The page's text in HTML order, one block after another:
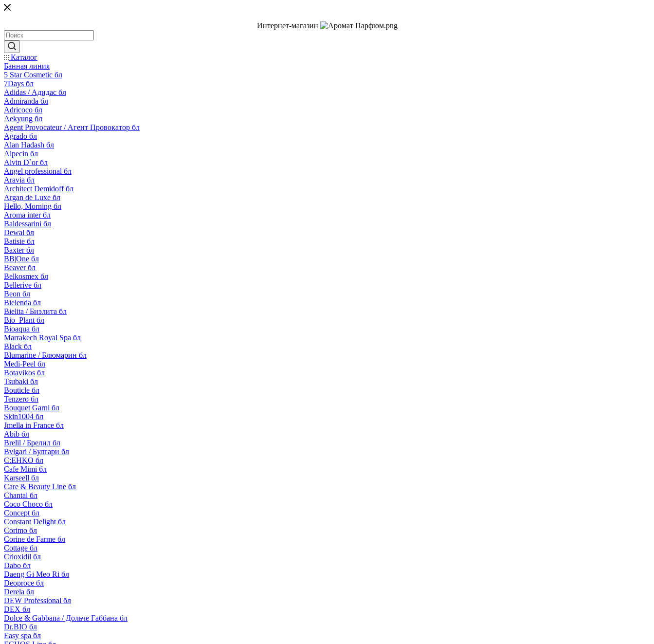
Интернет-магазин
Каталог
Банная линия
5 Star Cosmetic бл
7Days бл
Adidas / Адидас бл
Admiranda бл
Adricoco бл
Aekyung бл
Agent Provocateur / Агент Провокатор бл
Agrado бл
Alan Hadash бл
Alpecin бл
Alvin D`or бл
Angel professional бл
Aravia бл
Architect Demidoff бл
Argan de Luxe бл
Hello, Morning бл
Aroma inter бл
Baldessarini бл
Dewal бл
Batiste бл
Baxter бл
BB|One бл
Beaver бл
Belkosmex бл
Bellerive бл
Beon бл
Bielenda бл
Bielita / Биэлита бл
Bio_Plant бл
Bioaqua бл
Marrakech Royal Spa бл
Black бл
Blumarine / Блюмарин бл
Medi-Peel бл
Botavikos бл
Tsubaki бл
Bouticle бл
Tenzero бл
Bouquet Garni бл
Skin1004 бл
Jmella in France бл
Abib бл
Brelil / Брелил бл
Bvlgari / Булгари бл
C:EHKO бл
Cafe Mimi бл
Karseell бл
Care & Beauty Line бл
Chantal бл
Coco Choco бл
Concept бл
Constant Delight бл
Corimo бл
Corine de Farme бл
Cottage бл
Crioxidil бл
Dabo бл
Daeng Gi Meo Ri бл
Deoproce бл
Derela бл
DEW Professional бл
DEX бл
Dolce & Gabbana / Дольче Габбана бл
Dr.BIO бл
Easy spa бл